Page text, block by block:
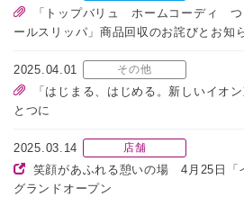
「トップバリュ ホームコーディ つ
ールスリッパ」商品回収のお詫びとお知
2025.04.01 その他
「はじまる、はじめる。新しいイオ
とつに
2025.03.14 店舗
笑顔があふれる憩いの場 4月25日「
グランドオープン